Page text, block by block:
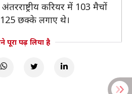
करियर में 103 मैचों
छक्के लगाए थे।
पूरा पढ़ लिया है